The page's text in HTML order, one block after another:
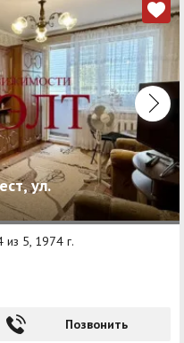
ул.
из 5, 1974 г.
Позвонить